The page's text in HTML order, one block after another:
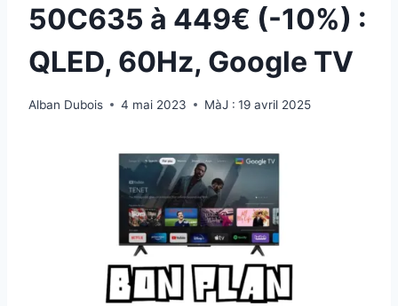
50C635 à 449€ (-10%) :
QLED, 60Hz, Google TV
Alban Dubois 4 mai 2023 MàJ : 19 avril 2025